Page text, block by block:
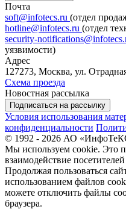
Почта
soft@infotecs.ru (отдел
hotline@infotecs.ru (отдел
security-
уязвимости)
Адрес
127273, Москва, ул.
Схема проезда
Новостная рассылка
Подписаться на рассылку
Условия использования
конфиденциальности
© 1992 - 2026 АО
Мы используем cookie. Это
взаимодействие
Продолжая пользоваться
использованием файлов
можете отключить файлы
браузера.